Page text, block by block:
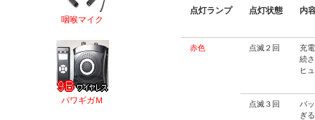
点灯ランプ 点灯状態 内
赤色 点滅２回
充
続
ヒ
点滅３回
バ
ぎ
咽喉マイク
パワギガＭ